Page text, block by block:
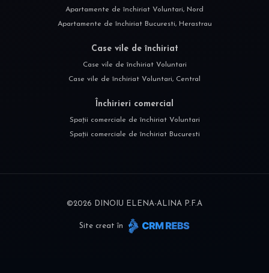
Apartamente de închiriat Voluntari, Nord
Apartamente de închiriat Bucuresti, Herastrau
Case vile de închiriat
Case vile de închiriat Voluntari
Case vile de închiriat Voluntari, Central
Închirieri comercial
Spații comerciale de închiriat Voluntari
Spații comerciale de închiriat Bucuresti
©2026 DINOIU ELENA-ALINA P.F.A
Site creat în